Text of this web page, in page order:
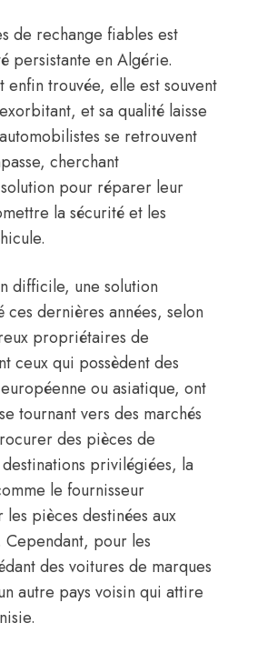
de rechange fiables est
persistante en Algérie.
enfin trouvée, elle est souvent
et sa qualité laisse
se retrouvent
cherchant
pour réparer leur
la sécurité et les
difficile, une solution
ces dernières années, selon
propriétaires de
ceux qui possèdent des
ou asiatique, ont
tournant vers des marchés
des pièces de
privilégiées, la
le fournisseur
pièces destinées aux
Cependant, pour les
des voitures de marques
autre pays voisin qui attire